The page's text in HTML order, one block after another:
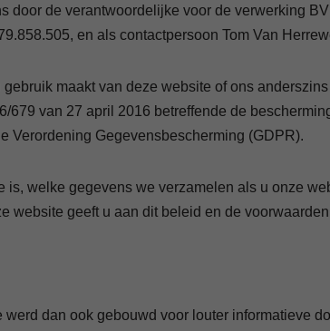
de verantwoordelijke voor de verwerking
en als contactpersoon Tom Van
maakt van deze website of ons
van 27 april 2016 betreffende de
Verordening Gegevensbescherming (GDPR).
welke gegevens we verzamelen als u onze
website geeft u aan dit beleid en de
dan ook gebouwd voor louter informatieve